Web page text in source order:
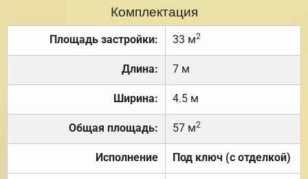
Комплектация
Площадь застройки: 33 м2
Длина: 7 м
Ширина: 4.5 м
Общая площадь: 57 м2
Исполнение Под ключ (с отделкой)